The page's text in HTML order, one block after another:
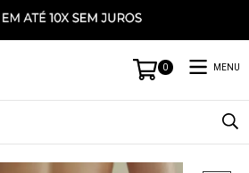
0 MENU